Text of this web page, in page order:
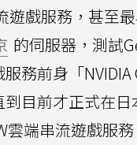
遊戲服務，甚至
的伺服器，測試
務前身「NVIDIA
目前才正式在日
雲端串流遊戲服